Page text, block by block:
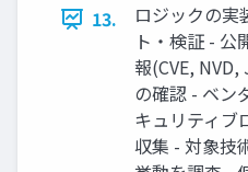
13.
ロジックの実
ト・検証 - 公
報(CVE,
の確認 - ベン
キュリティブ
収集 - 対象技